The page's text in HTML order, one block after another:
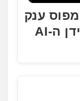
ענק
בטייוואן והצצה לעידן ה-AI